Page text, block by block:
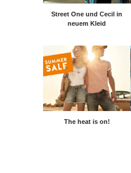
Street One und Cecil in
neuem Kleid
The heat is on!